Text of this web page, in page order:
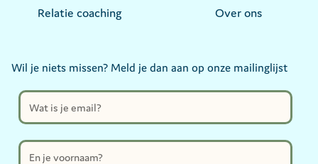
Relatie coaching Over ons
Wil je niets missen? Meld je dan aan op onze mailinglijst